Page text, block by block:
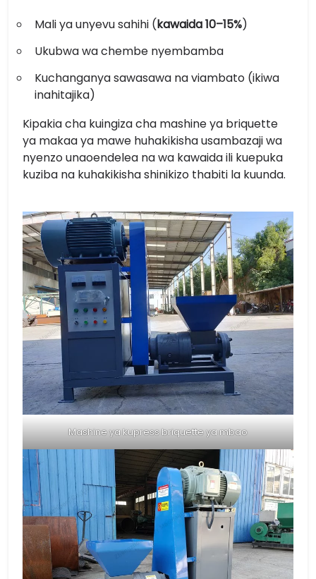
Mali ya unyevu sahihi (kawaida 10–15%)
Ukubwa wa chembe nyembamba
Kuchanganya sawasawa na viambato (ikiwa
inahitajika)
Kipakia cha kuingiza cha mashine ya briquette
ya makaa ya mawe huhakikisha usambazaji wa
nyenzo unaoendelea na wa kawaida ili kuepuka
kuziba na kuhakikisha shinikizo thabiti la kuunda.
Mashine ya kupress briquette ya mbao